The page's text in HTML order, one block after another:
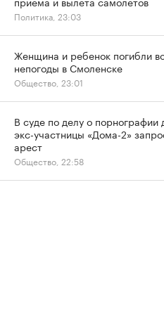
Политика, 23:03
Женщина и ребенок погибли
непогоды в Смоленске
Общество, 23:01
В суде по делу о порнографии
экс-участницы «Дома-2»
арест
Общество, 22:58